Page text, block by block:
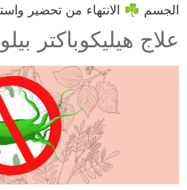
الجسم ☘ الانتهاء من تحضير
علاج هيليكوباكتر